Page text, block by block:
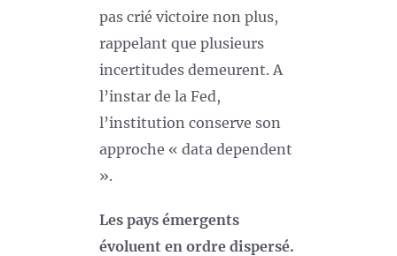
pas crié victoire non plus,
rappelant que plusieurs
incertitudes demeurent. A
l’instar de la Fed,
l’institution conserve son
approche « data dependent
».
Les pays émergents
évoluent en ordre dispersé.